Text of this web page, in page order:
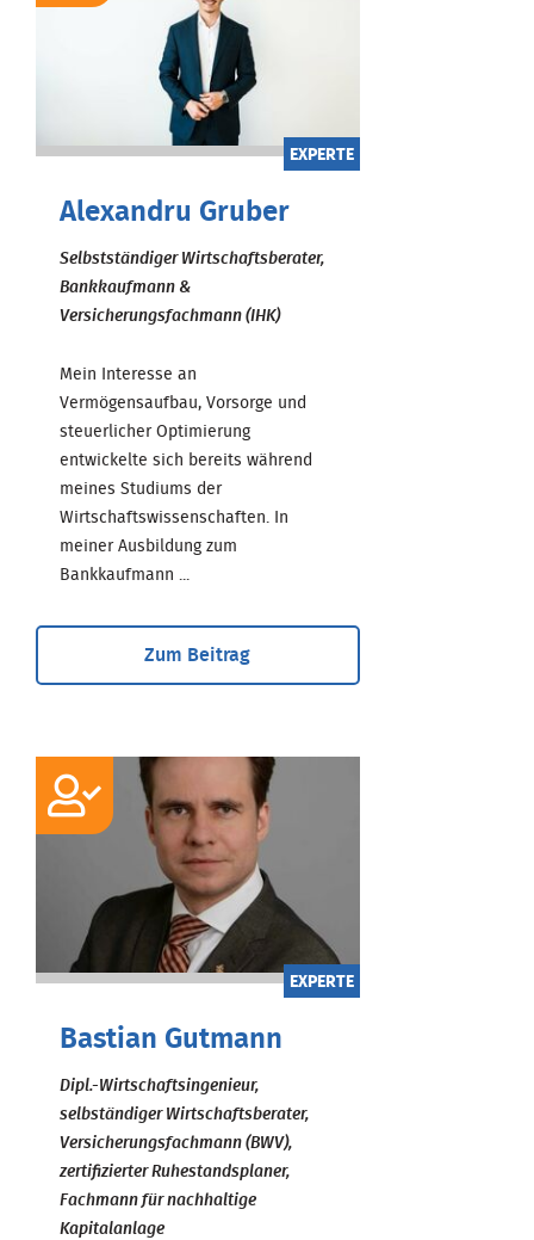
EXPERTE
Alexandru Gruber
Selbstständiger Wirtschaftsberater,
Bankkaufmann &
Versicherungsfachmann (IHK)
Mein Interesse an
Vermögensaufbau, Vorsorge und
steuerlicher Optimierung
entwickelte sich bereits während
meines Studiums der
Wirtschaftswissenschaften. In
meiner Ausbildung zum
Bankkaufmann ...
Zum Beitrag
EXPERTE
Bastian Gutmann
Dipl.-Wirtschaftsingenieur,
selbständiger Wirtschaftsberater,
Versicherungsfachmann (BWV),
zertifizierter Ruhestandsplaner,
Fachmann für nachhaltige
Kapitalanlage